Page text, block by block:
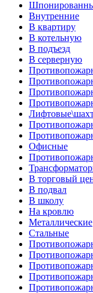
Внутренние
В квартиру
В котельную
В подъезд
В серверную
Офисные
В торговый
В подвал
В школу
На кровлю
Металлические
Стальные